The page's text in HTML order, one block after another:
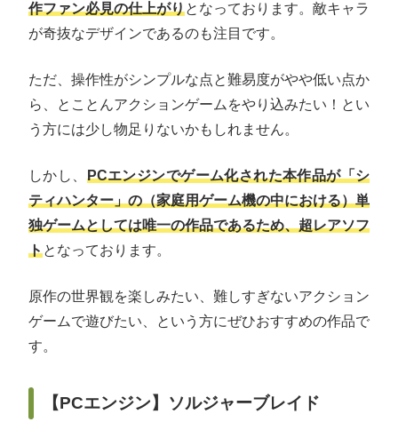
作ファン必見の仕上がりとなっております。敵キャラ
が奇抜なデザインであるのも注目です。
ただ、操作性がシンプルな点と難易度がやや低い点か
ら、とことんアクションゲームをやり込みたい！とい
う方には少し物足りないかもしれません。
しかし、 PCエンジンでゲーム化された本作品が「シ
ティハンター」の（家庭用ゲーム機の中における）単
独ゲームとしては唯一の作品であるため、超レアソフ
トとなっております。
原作の世界観を楽しみたい、難しすぎないアクション
ゲームで遊びたい、という方にぜひおすすめの作品で
す。
【PCエンジン】ソルジャーブレイド